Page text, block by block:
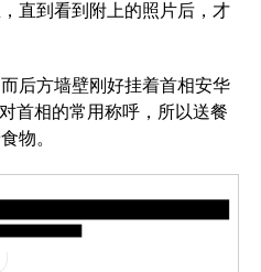
直到看到附上的照片后，才
后方墙壁刚好挂着首相安华
首相的常用称呼，所以送餐
物。